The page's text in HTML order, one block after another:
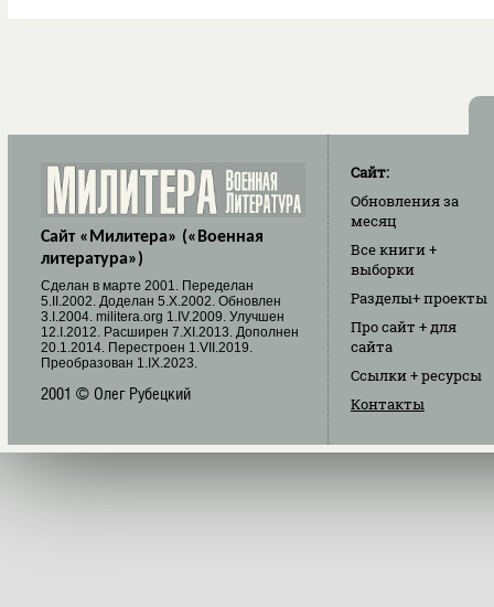
Сайт «Милитера» («Военная
литература»)
Cделан в марте 2001. Переделан
5.II.2002. Доделан 5.X.2002. Обновлен
3.I.2004. militera.org 1.IV.2009. Улучшен
12.I.2012. Расширен 7.XI.2013. Дополнен
20.1.2014. Перестроен 1.VII.2019.
Преобразован 1.IX.2023.
2001 © Олег Рубецкий
Сайт:
Обновленияза
месяц
Все книги+
выборки
Разделы+ проекты
Про сайт + для
сайта
Ссылки+ ресурсы
Контакты